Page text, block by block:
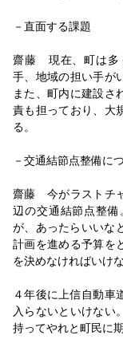
庁舎建て替えも
2026/06/04
国土交通省北
タビュー／地
2026/05/29
集大成で事業
枝 達也事務所
2026/05/28
国保病院老朽化
和・南房総市長
県建設業協会深
2026/05/26
－直面する課題
齋藤 現在、町は多
手、地域の担い手が
また、町内に建設さ
責も担っており、大
る。
－交通結節点整備に
齋藤 今がラストチ
辺の交通結節点整
が、あったらいいな
計画を進める予算を
を決めなければいけな
４年後に上信自動車
入らないといけない
持ってやれと町民に